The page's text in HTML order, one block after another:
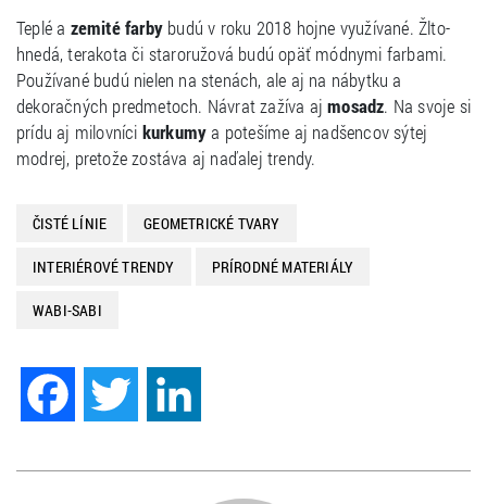
Teplé a zemité farby budú v roku 2018 hojne využívané. Žlto-
hnedá, terakota či staroružová budú opäť módnymi farbami.
Používané budú nielen na stenách, ale aj na nábytku a
dekoračných predmetoch. Návrat zažíva ajmosadz. Na svoje si
prídu aj milovníci kurkumya potešíme aj nadšencov sýtej
modrej, pretože zostáva aj naďalej trendy.
ČISTÉ LÍNIE GEOMETRICKÉ TVARY
INTERIÉROVÉ TRENDY PRÍRODNÉ MATERIÁLY
WABI-SABI
Facebook Twitter